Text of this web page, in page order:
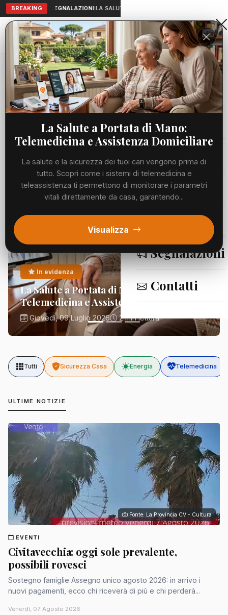
BREAKING SEGNALAZIONI:LA SALUTE A PORTATA DI MANO:
Aranova • NET
PORTALE UTILE AL TERRITORIO
Home
Cronaca
Viabilità
Utilità
Meteo
Eventi
Segnalazioni
Contatti
La Salute a Portata di Mano:
Telemedicina e Assistenza Domiciliare
La salute e la sicurezza dei tuoi cari vengono prima di
tutto. Scopri come i sistemi di telemedicina e
teleassistenza ti permettono di monitorare i parametri
vitali direttamente da casa, garantendo...
Visualizza
In evidenza Segnalazioni
La Salute a Portata di Mano:
Telemedicina e Assistenza Domiciliare
Giovedì, 09 Luglio 2026 2 min lettura
Tutti Sicurezza Casa Energia Telemedicina
ULTIME NOTIZIE
Fonte: La Provincia CV - Cultura
EVENTI
Civitavecchia: oggi sole prevalente,
possibili rovesci
Sostegno famiglie Assegno unico agosto 2026: in arrivo i
nuovi pagamenti, ecco chi riceverà di più e chi perderà...
Venerdì, 07 Agosto 2026